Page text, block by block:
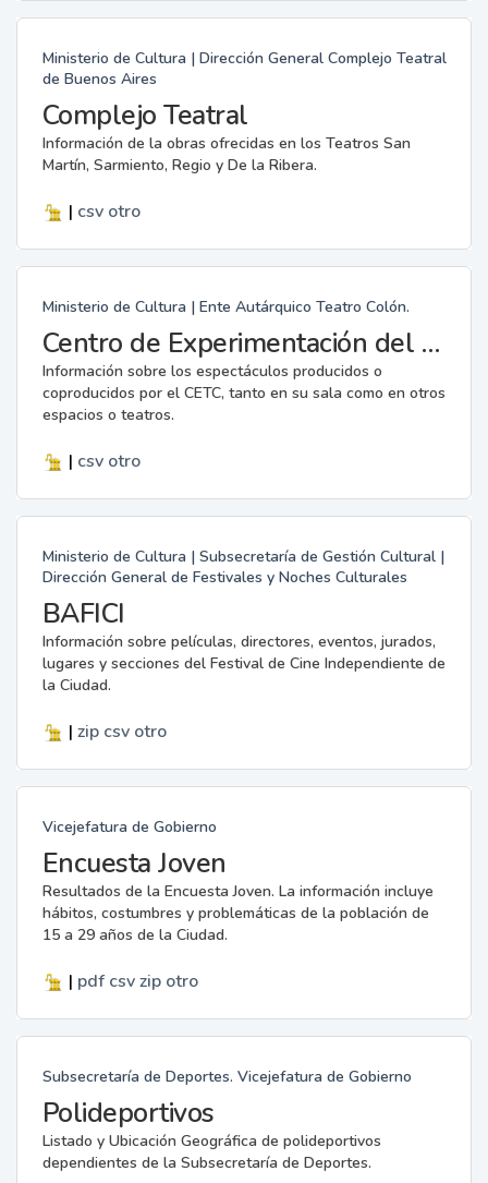
Ministerio de Cultura | Dirección General Complejo Teatral
de Buenos Aires
Complejo Teatral
Información de la obras ofrecidas en los Teatros San
Martín, Sarmiento, Regio y De la Ribera.
| csv otro
Ministerio de Cultura | Ente Autárquico Teatro Colón.
Centro de Experimentación del Teatro Colón: Archivo Gerardo Gandini
Información sobre los espectáculos producidos o
coproducidos por el CETC, tanto en su sala como en otros
espacios o teatros.
| csv otro
Ministerio de Cultura | Subsecretaría de Gestión Cultural |
Dirección General de Festivales y Noches Culturales
BAFICI
Información sobre películas, directores, eventos, jurados,
lugares y secciones del Festival de Cine Independiente de
la Ciudad.
| zip csv otro
Vicejefatura de Gobierno
Encuesta Joven
Resultados de la Encuesta Joven. La información incluye
hábitos, costumbres y problemáticas de la población de
15 a 29 años de la Ciudad.
| pdf csv zip otro
Subsecretaría de Deportes. Vicejefatura de Gobierno
Polideportivos
Listado y Ubicación Geográfica de polideportivos
dependientes de la Subsecretaría de Deportes.